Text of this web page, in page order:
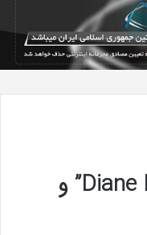
دوستی دوباره “Diane Kruger” و